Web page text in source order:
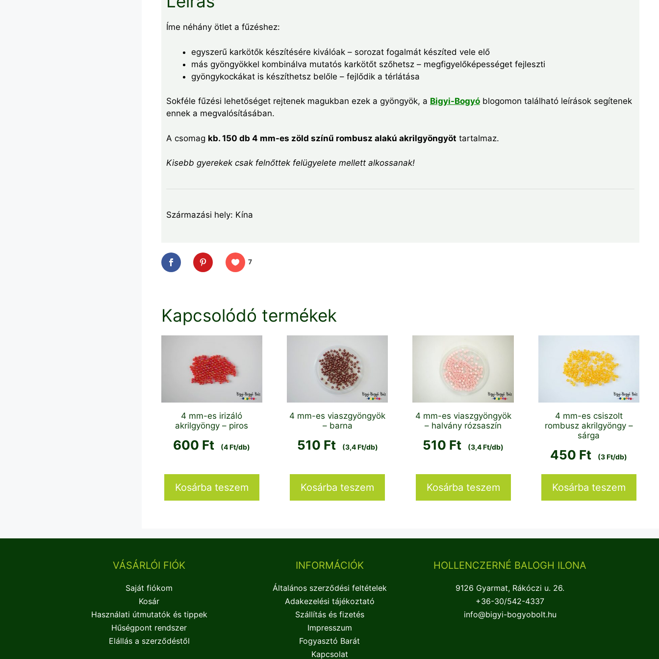
Íme néhány ötlet a fűzéshez:
egyszerű karkötők készítésére kiválóak – sorozat fogalmát készíted vele elő
más gyöngyökkel kombinálva mutatós karkötőt szőhetsz – megfigyelőképességet fejleszti
gyöngykockákat is készíthetsz belőle – fejlődik a térlátása
Sokféle fűzési lehetőséget rejtenek magukban ezek a gyöngyök, a Bigyi-Bogyóblogomon található leírások segítenek
ennek a megvalósításában.
A csomag kb. 150 db 4 mm-es zöld színű rombusz alakú akrilgyöngyöt tartalmaz.
Kisebb gyerekek csak felnőttek felügyelete mellett alkossanak!
Származási hely: Kína
7
Kapcsolódó termékek
4 mm-es irizáló
akrilgyöngy – piros
600 Ft (4 Ft/db)
Kosárba teszem
4 mm-es viaszgyöngyök
– barna
510 Ft (3,4 Ft/db)
Kosárba teszem
4 mm-es viaszgyöngyök
– halvány rózsaszín
510 Ft (3,4 Ft/db)
Kosárba teszem
4 mm-es csiszolt
rombusz akrilgyöngy –
sárga
450 Ft (3 Ft/db)
Kosárba teszem
VÁSÁRLÓI FIÓK
Saját fiókom
Kosár
Használati útmutatók és tippek
Hűségpont rendszer
Elállás a szerződéstől
INFORMÁCIÓK
Általános szerződési feltételek
Adakezelési tájékoztató
Szállítás és fizetés
Impresszum
Fogyasztó Barát
Kapcsolat
HOLLENCZERNÉ BALOGH ILONA
9126 Gyarmat, Rákóczi u. 26.
+36-30/542-4337
info@bigyi-bogyobolt.hu